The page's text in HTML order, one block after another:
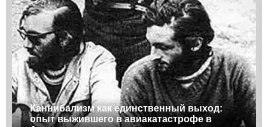
Каннибализм как единственный выход:
опыт выжившего в авиакатастрофе в